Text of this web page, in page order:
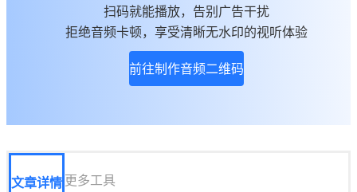
关于我们
扫码就能播放，告别广告干扰
拒绝音频卡顿，享受清晰无水印的视听体验
前往制作音频二维码
文章详情更多工具